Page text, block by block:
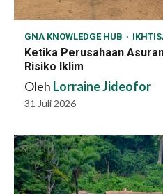
GNA KNOWLEDGE HUB
Ketika Perusahaan
Risiko Iklim
Oleh Lorraine Jideofor
31 Juli 2026